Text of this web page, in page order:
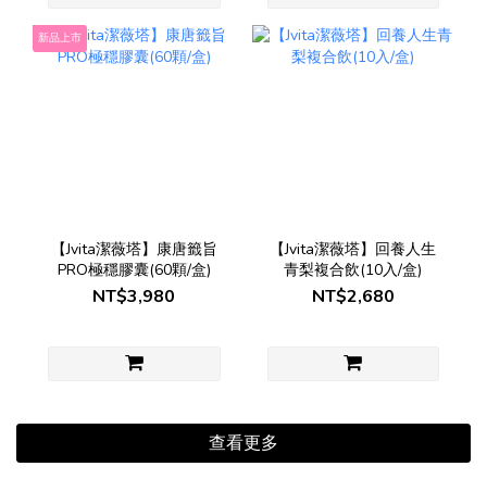
新品上市
【Jvita潔薇塔】康唐籤旨
PRO極穩膠囊(60顆/盒)
NT$3,980
【Jvita潔薇塔】回養人生
青梨複合飲(10入/盒)
NT$2,680
查看更多